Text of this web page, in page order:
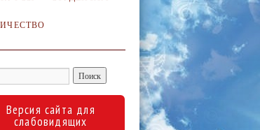
Версия сайта для
слабовидящих